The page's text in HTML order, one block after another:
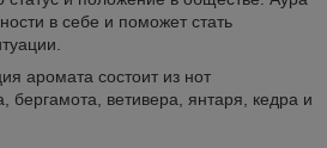
в себе и поможет стать
аромата состоит из нот
бергамота, ветивера, янтаря, кедра и